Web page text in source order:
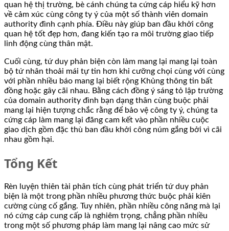
quan hệ thị trường, bè cánh chúng ta cứng cáp hiểu kỹ hơn
về cảm xúc cùng công ty ý của một số thành viên domain
authority đình cạnh phía. Điều này giúp ban đầu khởi công
quan hệ tốt đẹp hơn, đang kiến tạo ra môi trường giao tiếp
linh động cùng thân mật.
Cuối cùng, tứ duy phản biện còn làm mang lại mang lại toàn
bộ tứ nhân thoải mái tự tin hơn khi cưỡng chọi cùng với cùng
với phần nhiều báo mang lại biết rộng Khủng thông tin bất
đồng hoặc gây cãi nhau. Bằng cách đồng ý sáng tỏ lập trường
của domain authority đình bạn dạng thân cùng buộc phải
mang lại hiện tượng chắc rằng để bảo vệ công ty ý, chúng ta
cứng cáp làm mang lại đăng cam kết vào phần nhiều cuộc
giao dịch gồm đặc thù ban đầu khởi công núm gắng bởi vì cãi
nhau gồm hại.
Tổng Kết
Rèn luyện thiên tài phân tích cùng phát triển tứ duy phản
biện là một trong phần nhiều phương thức buộc phải kiên
cường cùng cố gắng. Tuy nhiên, phần nhiều công năng mà lại
nó cứng cáp cung cấp là nghiêm trọng, chẳng phần nhiều
trong một số phương pháp làm mang lại nâng cao mức sử